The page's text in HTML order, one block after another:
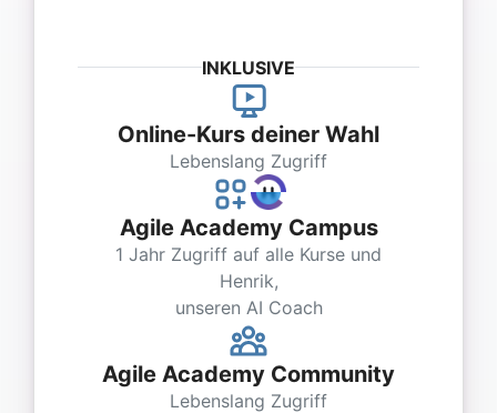
INKLUSIVE
Online-Kurs deiner Wahl
Lebenslang Zugriff
Agile Academy Campus
1 Jahr Zugriff auf alle Kurse und
Henrik,
unseren AI Coach
Agile Academy Community
Lebenslang Zugriff